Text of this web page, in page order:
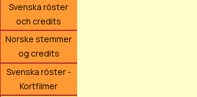
Svenska röster
och credits
Norske stemmer
og credits
Svenska röster -
Kortfilmer